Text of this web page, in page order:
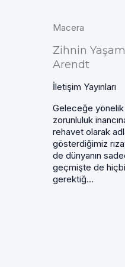
Macera
Zihnin
Arendt
İletişim Yayınları
Geleceğe yönelik
zorunluluk
rehavet olarak
gösterdiğimiz
de dünyanın
geçmişte de
gerektiğ...